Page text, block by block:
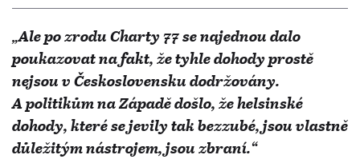
„Ale po zrodu Charty 77 se najednou dalo
poukazovat na fakt, že tyhle dohody prostě
nejsou v Československu dodržovány.
A politikům na Západě došlo, že helsinské
dohody, které se jevily tak bezzubé, jsou vlastně
důležitým nástrojem, jsou zbraní.“